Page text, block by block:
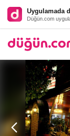
Uygulamada
Düğün.com